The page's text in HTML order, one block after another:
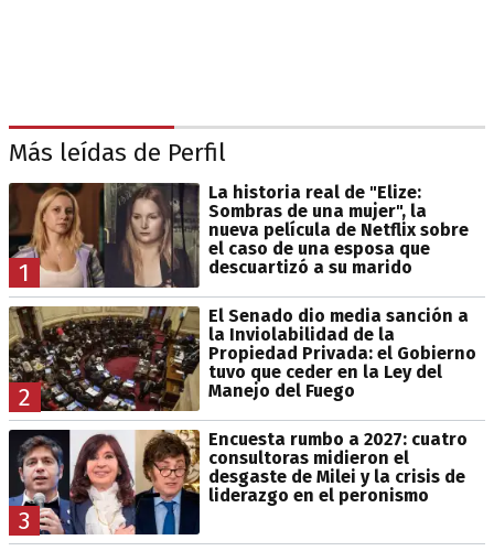
Más leídas de Perfil
1
La historia real de "Elize:
Sombras de una mujer", la
nueva película de Netflix sobre
el caso de una esposa que
descuartizó a su marido
2
El Senado dio media sanción a
la Inviolabilidad de la
Propiedad Privada: el Gobierno
tuvo que ceder en la Ley del
Manejo del Fuego
3
Encuesta rumbo a 2027: cuatro
consultoras midieron el
desgaste de Milei y la crisis de
liderazgo en el peronismo